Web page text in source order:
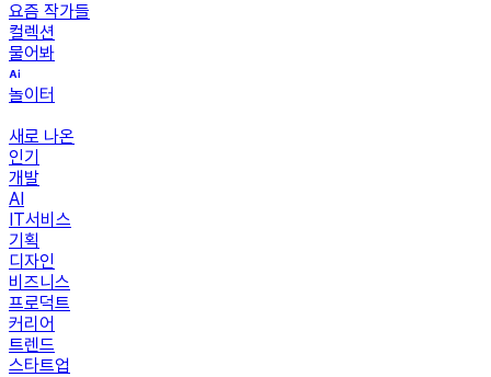
요즘 작가들
컬렉션
물어봐
놀이터
새로 나온
인기
개발
AI
IT서비스
기획
디자인
비즈니스
프로덕트
커리어
트렌드
스타트업